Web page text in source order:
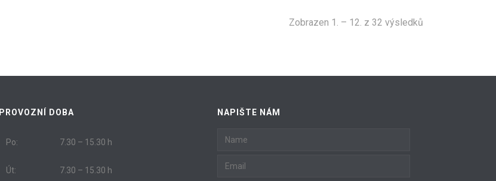
Zobrazen 1. – 12. z 32 výsledků
PROVOZNÍ DOBA
Po: 7.30 – 15.30 h
Út: 7.30 – 15.30 h
NAPIŠTE NÁM